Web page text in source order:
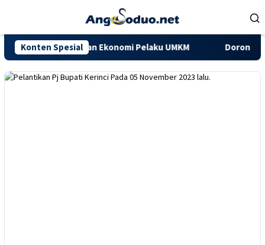
Konten SpesialEkonomi Pelaku UMKM Dorong Kapasitas